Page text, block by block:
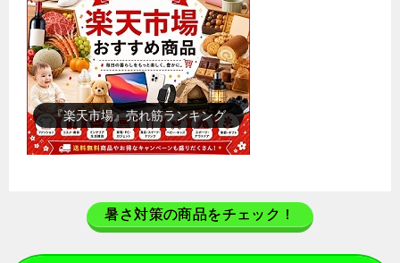
『楽天市場』売れ筋ランキング
暑さ対策の商品をチェック！